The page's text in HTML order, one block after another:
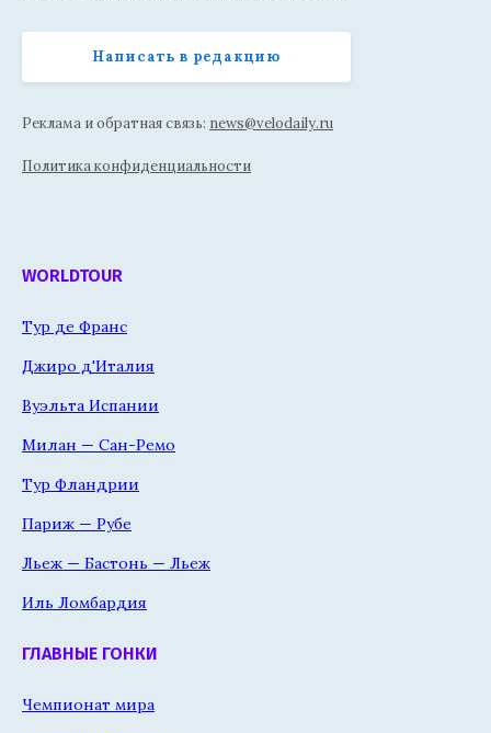
Написать в редакцию
Реклама и обратная связь: news@velodaily.ru
Политика конфиденциальности
WORLDTOUR
Тур де Франс
Джиро д'Италия
Вуэльта Испании
Милан — Сан-Ремо
Тур Фландрии
Париж — Рубе
Льеж — Бастонь — Льеж
Иль Ломбардия
ГЛАВНЫЕ ГОНКИ
Чемпионат мира